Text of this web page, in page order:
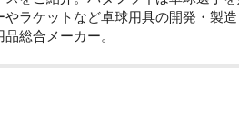
ラケットなど卓球用具の開発・製
総合メーカー。